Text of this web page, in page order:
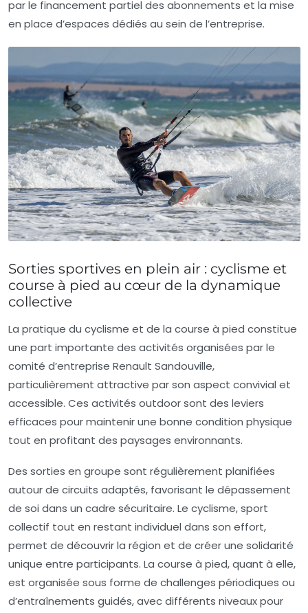
par le financement partiel des abonnements et la mise
en place d’espaces dédiés au sein de l’entreprise.
Sorties sportives en plein air : cyclisme et
course à pied au cœur de la dynamique
collective
La pratique du cyclisme et de la course à pied constitue
une part importante des activités organisées par le
comité d’entreprise Renault Sandouville,
particulièrement attractive par son aspect convivial et
accessible. Ces activités outdoor sont des leviers
efficaces pour maintenir une bonne condition physique
tout en profitant des paysages environnants.
Des sorties en groupe sont régulièrement planifiées
autour de circuits adaptés, favorisant le dépassement
de soi dans un cadre sécuritaire. Le cyclisme, sport
collectif tout en restant individuel dans son effort,
permet de découvrir la région et de créer une solidarité
unique entre participants. La course à pied, quant à elle,
est organisée sous forme de challenges périodiques ou
d’entraînements guidés, avec différents niveaux pour